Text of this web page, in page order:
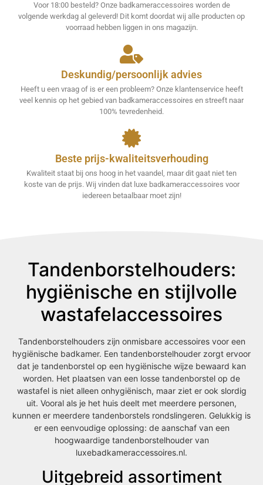
Voor 18:00 besteld? Onze badkameraccessoires worden de
volgende werkdag al geleverd! Dit komt doordat wij alle producten op
voorraad hebben liggen in ons magazijn.
Deskundig/persoonlijk advies
Heeft u een vraag of is er een probleem? Onze klantenservice heeft
veel kennis op het gebied van badkameraccessoires en streeft naar
100% tevredenheid.
Beste prijs-kwaliteitsverhouding
Kwaliteit staat bij ons hoog in het vaandel, maar dit gaat niet ten
koste van de prijs. Wij vinden dat luxe badkameraccessoires voor
iedereen betaalbaar moet zijn!
Tandenborstelhouders:
hygiënische en stijlvolle
wastafelaccessoires
Tandenborstelhouders zijn onmisbare accessoires voor een
hygiënische badkamer. Een tandenborstelhouder zorgt ervoor
dat je tandenborstel op een hygiënische wijze bewaard kan
worden. Het plaatsen van een losse tandenborstel op de
wastafel is niet alleen onhygiënisch, maar ziet er ook slordig
uit. Vooral als je het huis deelt met meerdere personen,
kunnen er meerdere tandenborstels rondslingeren. Gelukkig is
er een eenvoudige oplossing: de aanschaf van een
hoogwaardige tandenborstelhouder van
luxebadkameraccessoires.nl.
Uitgebreid assortiment